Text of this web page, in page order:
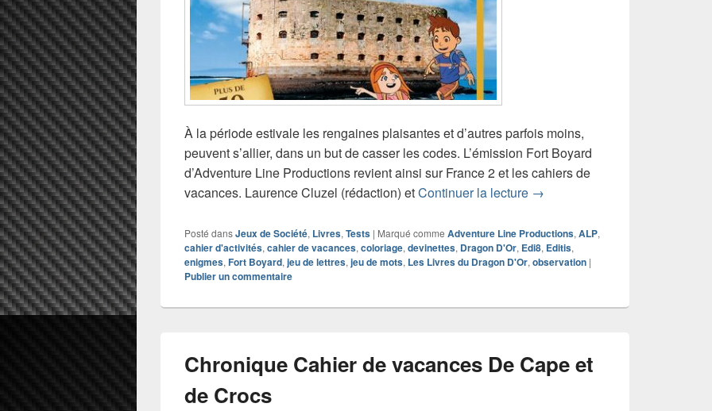
À la période estivale les rengaines plaisantes et d’autres parfois moins,
peuvent s’allier, dans un but de casser les codes. L’émission Fort Boyard
d’Adventure Line Productions revient ainsi sur France 2 et les cahiers de
vacances. Laurence Cluzel (rédaction) etContinuer la lecture Chronique livre jeu Fort Boyard
→
Posté dansJeux de Société, Livres, Tests | Marqué comme Adventure Line Productions, ALP,
cahier d'activités, cahier de vacances, coloriage, devinettes, Dragon D'Or, Edi8, Editis,
enigmes, Fort Boyard, jeu de lettres, jeu de mots, Les Livres du Dragon D'Or, observation |
Publier un commentaire
Chronique Cahier de vacances De Cape et
de Crocs